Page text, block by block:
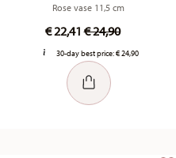
Rose vase 11,5 cm
€ 22,41Price reduced from
€ 24,90to
30-day best price:€ 24,90